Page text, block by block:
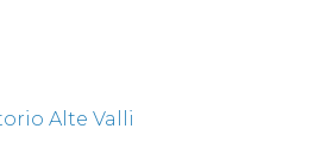
Alte Valli